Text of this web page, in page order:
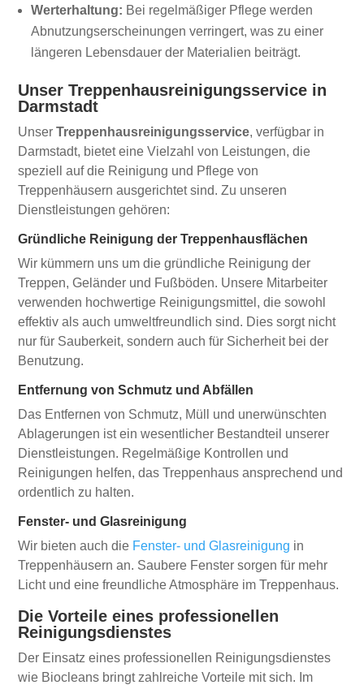
Werterhaltung: Bei regelmäßiger Pflege werden
Abnutzungserscheinungen verringert, was zu einer
längeren Lebensdauer der Materialien beiträgt.
Unser Treppenhausreinigungsservice in
Darmstadt
UnserTreppenhausreinigungsservice, verfügbar in
Darmstadt, bietet eine Vielzahl von Leistungen, die
speziell auf die Reinigung und Pflege von
Treppenhäusern ausgerichtet sind. Zu unseren
Dienstleistungen gehören:
Gründliche Reinigung der Treppenhausflächen
Wir kümmern uns um die gründliche Reinigung der
Treppen, Geländer und Fußböden. Unsere Mitarbeiter
verwenden hochwertige Reinigungsmittel, die sowohl
effektiv als auch umweltfreundlich sind. Dies sorgt nicht
nur für Sauberkeit, sondern auch für Sicherheit bei der
Benutzung.
Entfernung von Schmutz und Abfällen
Das Entfernen von Schmutz, Müll und unerwünschten
Ablagerungen ist ein wesentlicher Bestandteil unserer
Dienstleistungen. Regelmäßige Kontrollen und
Reinigungen helfen, das Treppenhaus ansprechend und
ordentlich zu halten.
Fenster- und Glasreinigung
Wir bieten auch die Fenster- und Glasreinigung in
Treppenhäusern an. Saubere Fenster sorgen für mehr
Licht und eine freundliche Atmosphäre im Treppenhaus.
Die Vorteile eines professionellen
Reinigungsdienstes
Der Einsatz eines professionellen Reinigungsdienstes
wie Biocleans bringt zahlreiche Vorteile mit sich. Im